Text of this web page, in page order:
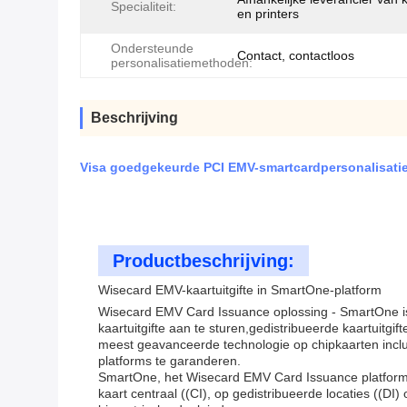
Specialiteit:
en printers
Ondersteunde
personalisatiemethoden:Contact, contactloos
Beschrijving
Visa goedgekeurde PCI EMV-
Productbeschrijving:
Wisecard EMV-kaartuitgifte in SmartOne-platform
Wisecard EMV Card Issuance oplossing -
kaartuitgifte aan te sturen,gedistribueerde
meest geavanceerde technologie op chipkaarten
platforms te garanderen.
SmartOne, het Wisecard EMV Card Issuance
kaart centraal ((CI), op gedistribueerde locaties